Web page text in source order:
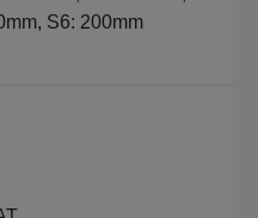
S6: 200mm